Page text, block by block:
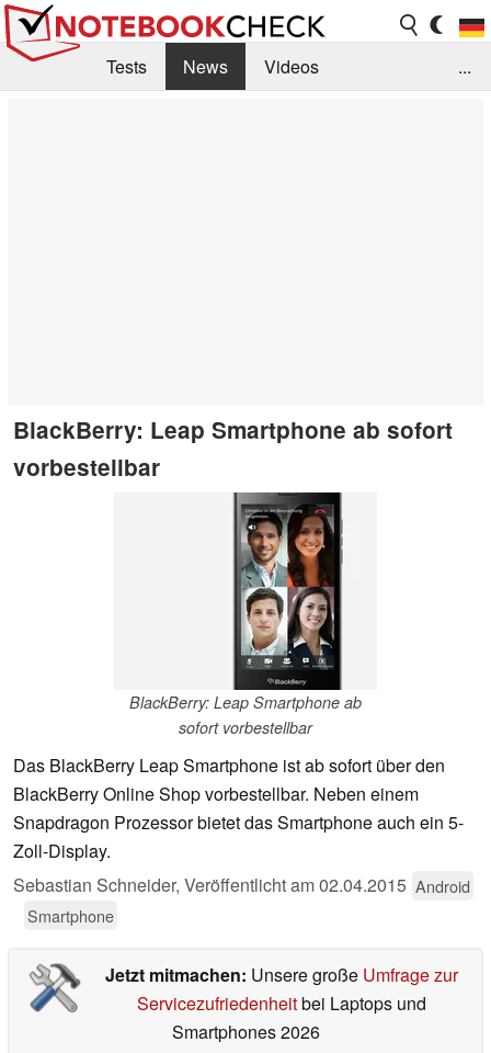
Tests News
Videos
...
BlackBerry: Leap Smartphone ab sofort
vorbestellbar
BlackBerry: Leap Smartphone ab
sofort vorbestellbar
Das BlackBerry Leap Smartphone ist ab sofort über den
BlackBerry Online Shop vorbestellbar. Neben einem
Snapdragon Prozessor bietet das Smartphone auch ein 5-
Zoll-Display.
Sebastian Schneider, Veröffentlicht am02.04.2015 Android
Smartphone
Jetzt mitmachen: Unsere große Umfrage zur
Servicezufriedenheitbei Laptops und
Smartphones 2026